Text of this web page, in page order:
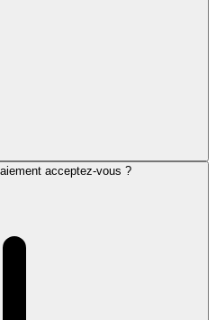
acceptez-vous ?